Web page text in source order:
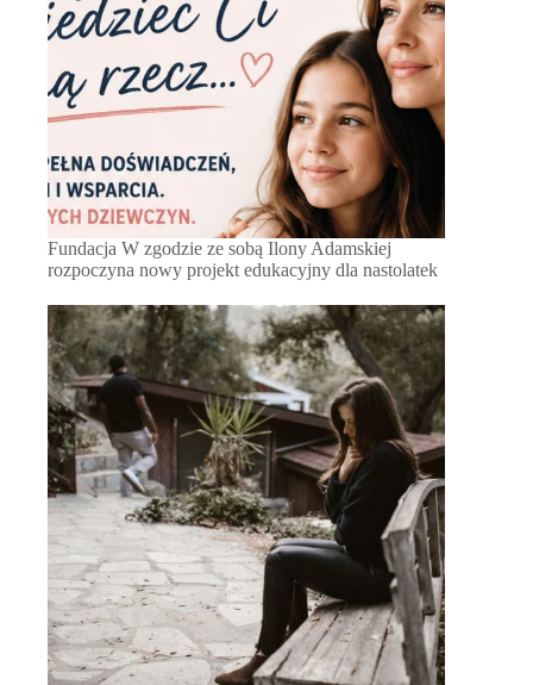
Fundacja W zgodzie ze sobą Ilony Adamskiej
rozpoczyna nowy projekt edukacyjny dla nastolatek